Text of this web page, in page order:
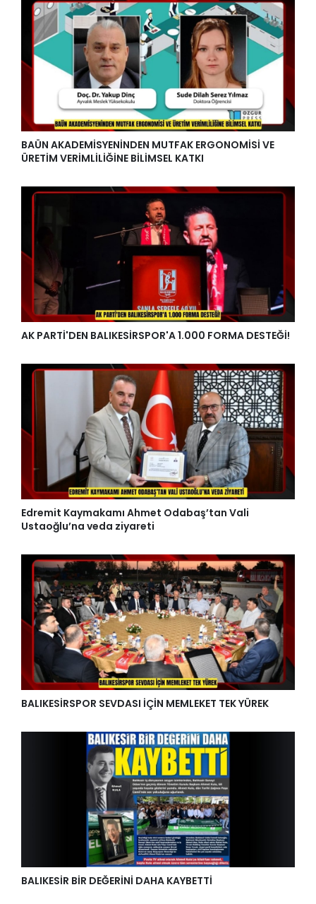
BAÜN AKADEMİSYENİNDEN MUTFAK ERGONOMİSİ VE
ÜRETİM VERİMLİLİĞİNE BİLİMSEL KATKI
AK PARTİ'DEN BALIKESİRSPOR'A 1.000 FORMA DESTEĞİ!
Edremit Kaymakamı Ahmet Odabaş’tan Vali
Ustaoğlu’na veda ziyareti
BALIKESİRSPOR SEVDASI İÇİN MEMLEKET TEK YÜREK
BALIKESİR BİR DEĞERİNİ DAHA KAYBETTİ